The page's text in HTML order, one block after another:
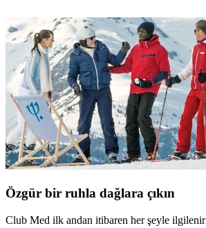
Özgür bir ruhla dağlara çıkın
Club Med ilk andan itibaren her şeyle ilgilenir